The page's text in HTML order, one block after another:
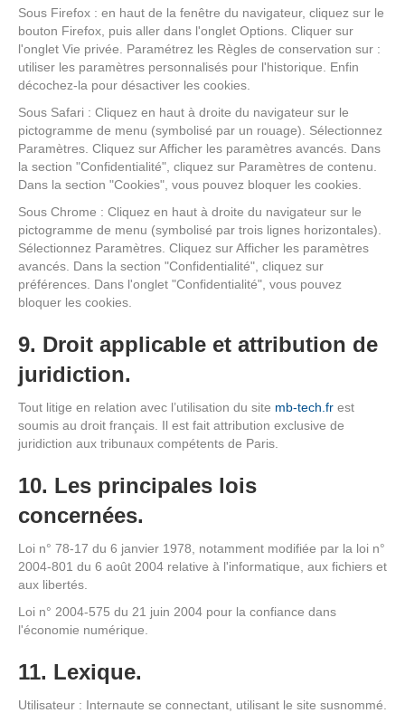
Sous Firefox : en haut de la fenêtre du navigateur, cliquez sur le
bouton Firefox, puis aller dans l'onglet Options. Cliquer sur
l'onglet Vie privée. Paramétrez les Règles de conservation sur :
utiliser les paramètres personnalisés pour l'historique. Enfin
décochez-la pour désactiver les cookies.
Sous Safari : Cliquez en haut à droite du navigateur sur le
pictogramme de menu (symbolisé par un rouage). Sélectionnez
Paramètres. Cliquez sur Afficher les paramètres avancés. Dans
la section "Confidentialité", cliquez sur Paramètres de contenu.
Dans la section "Cookies", vous pouvez bloquer les cookies.
Sous Chrome : Cliquez en haut à droite du navigateur sur le
pictogramme de menu (symbolisé par trois lignes horizontales).
Sélectionnez Paramètres. Cliquez sur Afficher les paramètres
avancés. Dans la section "Confidentialité", cliquez sur
préférences. Dans l'onglet "Confidentialité", vous pouvez
bloquer les cookies.
9. Droit applicable et attribution de
juridiction.
Tout litige en relation avec l’utilisation du site mb-tech.fr est
soumis au droit français. Il est fait attribution exclusive de
juridiction aux tribunaux compétents de Paris.
10. Les principales lois
concernées.
Loi n° 78-17 du 6 janvier 1978, notamment modifiée par la loi n°
2004-801 du 6 août 2004 relative à l'informatique, aux fichiers et
aux libertés.
Loi n° 2004-575 du 21 juin 2004 pour la confiance dans
l'économie numérique.
11. Lexique.
Utilisateur : Internaute se connectant, utilisant le site susnommé.